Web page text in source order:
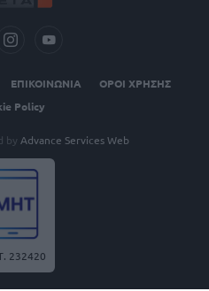
ΕΠΙΚΟΙΝΩΝΙΑ
ΟΡΟΙ ΧΡΗΣΗΣ
Policy
by Advance Services Web
232420